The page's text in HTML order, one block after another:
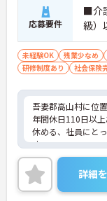
応募要件
■介
級）
未経験OK 残業少なめ
研修制度あり
社会保険
吾妻郡高山村に位
年間休日110日以
休める、社員にと
す。
実務経験はなくて
んでいくことができ
ご興味をお持ちの
い。
詳細